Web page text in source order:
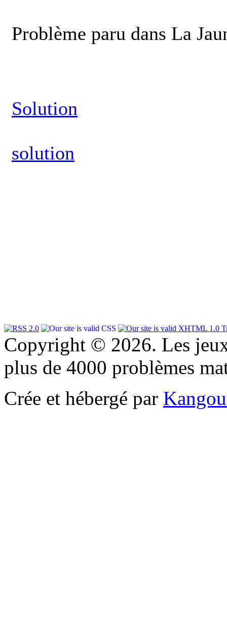
Problème paru dans La
Solution
solution
Copyright © 2026. Les
plus de 4000 problèmes
Crée et hébergé par